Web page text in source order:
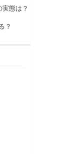
態は？
？